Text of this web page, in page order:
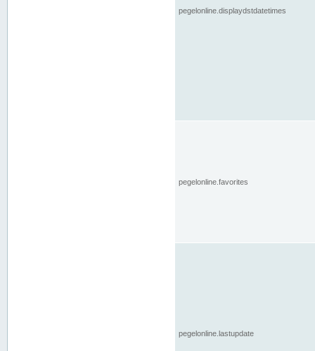
pegelonline.displaydstdatetimes
pegelonline.favorites
pegelonline.lastupdate